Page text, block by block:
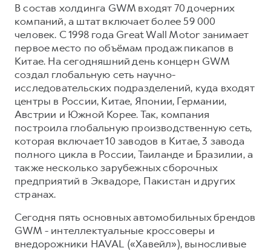
В состав холдинга GWM входят 70 дочерних
компаний, а штат включает более 59 000
человек. С 1998 года Great Wall Motor занимает
первое место по объёмам продаж пикапов в
Китае. На сегодняшний день концерн GWM
создал глобальную сеть научно-
исследовательских подразделений, куда входят
центры в России, Китае, Японии, Германии,
Австрии и Южной Корее. Так, компания
построила глобальную производственную сеть,
которая включает 10 заводов в Китае, 3 завода
полного цикла в России, Таиланде и Бразилии, а
также несколько зарубежных сборочных
предприятий в Эквадоре, Пакистан и других
странах.
Сегодня пять основных автомобильных брендов
GWM - интеллектуальные кроссоверы и
внедорожники HAVAL («Хавейл»), выносливые